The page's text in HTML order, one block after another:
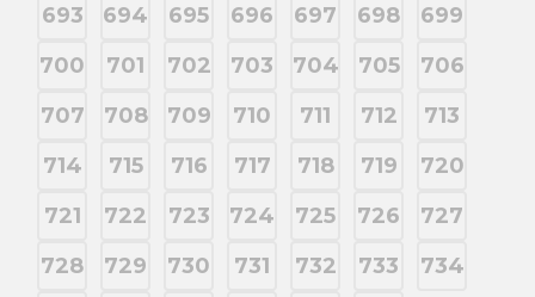
693
694 695 696 697 698
699
700
701 702 703 704 705
706
707
708 709 710 711 712
713
714
715 716 717 718 719
720
721
722 723 724 725 726
727
728
729 730 731 732 733
734